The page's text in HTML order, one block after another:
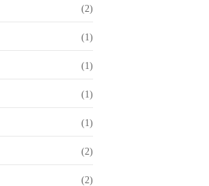
(2)
(1)
(1)
(1)
(1)
(2)
(2)